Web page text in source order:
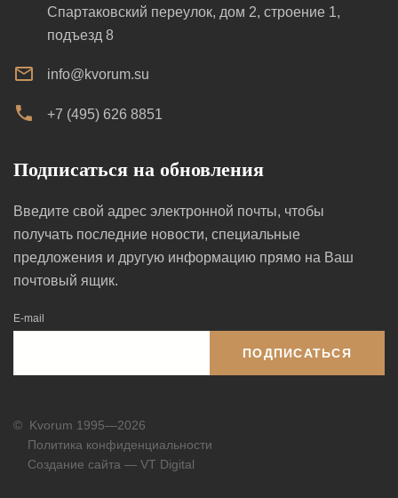
Спартаковский переулок, дом 2, строение 1,
подъезд 8
info@kvorum.su
+7 (495) 626 8851
Подписаться на обновления
Введите свой адрес электронной почты, чтобы
получать последние новости, специальные
предложения и другую информацию прямо на Ваш
почтовый ящик.
E-mail
ПОДПИСАТЬСЯ
© Kvorum 1995—2026
Политика конфиденциальности
Создание сайта — VT Digital